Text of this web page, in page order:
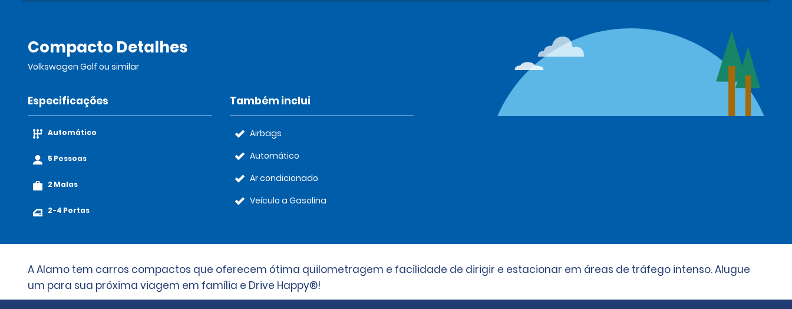
Compacto Detalhes
Volkswagen Golf ou similar
Especificações
Automático
5 Pessoas
2 Malas
2-4 Portas
Também inclui
Airbags
Automático
Ar condicionado
Veículo a Gasolina
A Alamo tem carros compactos que oferecem ótima quilometragem e facilidade de dirigir e estacionar em áreas de tráfego intenso. Alugue
um para sua próxima viagem em família e Drive Happy®!